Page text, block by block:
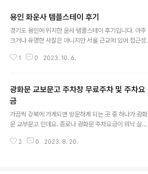
용인 화운사 템플스테이 후기
경기도 용인에 위치한 운사 템플스테이 후기입니다. 아주
크거나 유명한 사찰은 아니지만 서울 근교에 있어 접근성
구성되어 있어 수 많은 사찰 중에서도 아주 마음에 드는 프
생, 초등학교 여학생, 중학교 여학생, 중학교 남학생... 이렇
게 구분되어 주차별로 템플스테이가 2박 3일 운영되었습
니다. 딸 가진 부모로는 상당히 매력적인 커리큘럼이라고
할까요? 금요일부터 일요일까지 2박 3일 코스로 화운사
템플스테이 비용은 100,000원 입니다. | 용인 화운사는?
화운사는 경기도 용인시 삼가동 멱조산(覓祖山) 자락에
1 0 2023. 10. 6.
광화문 교보문고 주차창 무료주차 및 주차요
금
가끔씩 강북에 가게되면 방문하게 되는 곳 중 하나가 광화
문 교부문고 인데요. 종로나 광화문 주차요금이 워낙 살인
오늘은 교보문고 광화문점 무료주차 확인합니다. | 교보문
2 0 2023. 8. 20.